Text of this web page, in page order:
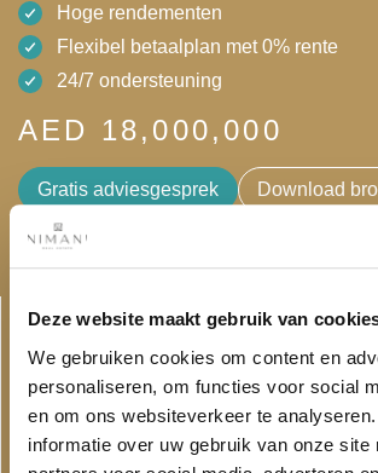
Deze website maakt gebruik van
We gebruiken cookies om content en
personaliseren, om functies voor social
en om ons websiteverkeer te
informatie over uw gebruik van onze site
Hoge rendementen
Flexibel betaalplan met 0% rente
24/7 ondersteuning
AED 18,000,000
Gratis adviesgesprek Download
Linkedin-
Envelope
PROJECTEN
ONS AANBOD EN
PROJECTEN